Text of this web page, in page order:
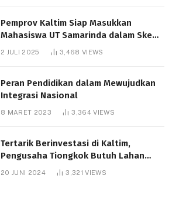
Pemprov Kaltim Siap Masukkan
Mahasiswa UT Samarinda dalam Skema
Bantuan Pendidikan Gratispol
2 JULI 2025 3,468 VIEWS
Peran Pendidikan dalam Mewujudkan
Integrasi Nasional
8 MARET 2023 3,364VIEWS
Tertarik Berinvestasi di Kaltim,
Pengusaha Tiongkok Butuh Lahan
1.000 Hektare
20 JUNI 2024 3,321VIEWS